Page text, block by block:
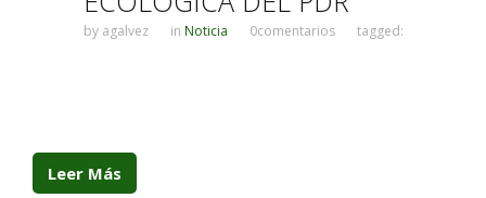
by agalvez in Noticia 0comentarios tagged:
Leer Más